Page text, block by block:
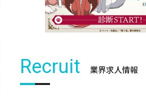
Recruit 業界求人情報